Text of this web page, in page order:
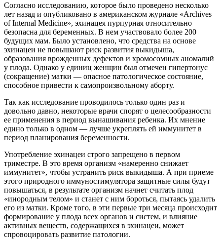
Согласно исследованию, которое было проведено несколько
лет назад и опубликовано в американском журнале «Archives
of Internal Medicine», эхинацея пурпурная относительно
безопасна для беременных. В нем участвовало более 200
будущих мам. Было установлено, что средства на основе
эхинацеи не повышают риск развития выкидыша,
образования врожденных дефектов и хромосомных аномалий
у плода. Однако у единиц женщин был отмечен гипертонус
(сокращение) матки — опасное патологическое состояние,
способное привести к самопроизвольному аборту.
Так как исследование проводилось только один раз и
довольно давно, некоторые врачи спорят о целесообразности
ее применения в период вынашивания ребенка. Их мнение
едино только в одном — лучше укреплять ей иммунитет в
период планирования беременности.
Употребление эхинацеи строго запрещено в первом
триместре. В это время организм «намеренно снижает
иммунитет», чтобы устранить риск выкидыша. А при приеме
этого природного иммуностимулятора защитные силы будут
повышаться, в результате организм начнет считать плод
«инородным телом» и станет с ним бороться, пытаясь удалить
его из матки. Кроме того, в эти первые три месяца происходит
формирование у плода всех органов и систем, и влияние
активных веществ, содержащихся в эхинацеи, может
спровоцировать развитие патологии.